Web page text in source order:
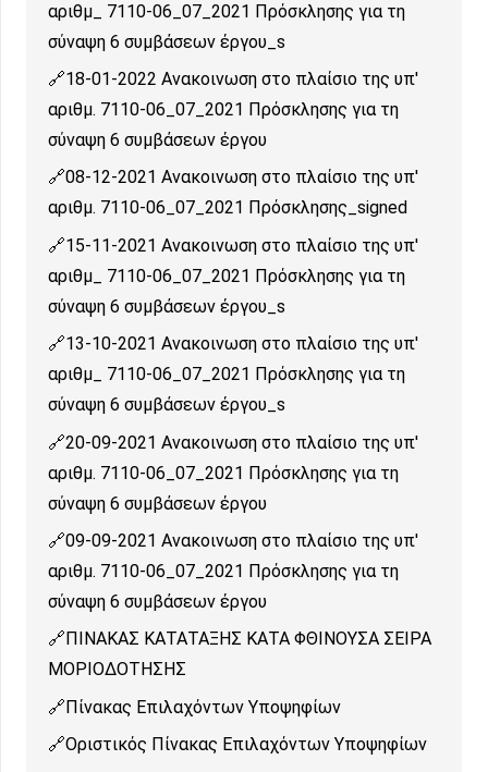
αριθμ_ 7110-06_07_2021 Πρόσκλησης για τη
σύναψη 6 συμβάσεων έργου_s
18-01-2022 Ανακοινωση στο πλαίσιο της υπ'
αριθμ. 7110-06_07_2021 Πρόσκλησης για τη
σύναψη 6 συμβάσεων έργου
08-12-2021 Ανακοινωση στο πλαίσιο της υπ'
αριθμ. 7110-06_07_2021 Πρόσκλησης_signed
15-11-2021 Ανακοινωση στο πλαίσιο της υπ'
αριθμ_ 7110-06_07_2021 Πρόσκλησης για τη
σύναψη 6 συμβάσεων έργου_s
13-10-2021 Ανακοινωση στο πλαίσιο της υπ'
αριθμ_ 7110-06_07_2021 Πρόσκλησης για τη
σύναψη 6 συμβάσεων έργου_s
20-09-2021 Ανακοινωση στο πλαίσιο της υπ'
αριθμ. 7110-06_07_2021 Πρόσκλησης για τη
σύναψη 6 συμβάσεων έργου
09-09-2021 Ανακοινωση στο πλαίσιο της υπ'
αριθμ. 7110-06_07_2021 Πρόσκλησης για τη
σύναψη 6 συμβάσεων έργου
ΠΙΝΑΚΑΣ ΚΑΤΑΤΑΞΗΣ ΚΑΤΑ ΦΘΙΝΟΥΣΑ ΣΕΙΡΑ
ΜΟΡΙΟΔΟΤΗΣΗΣ
Πίνακας Επιλαχόντων Υποψηφίων
Οριστικός Πίνακας Επιλαχόντων Υποψηφίων